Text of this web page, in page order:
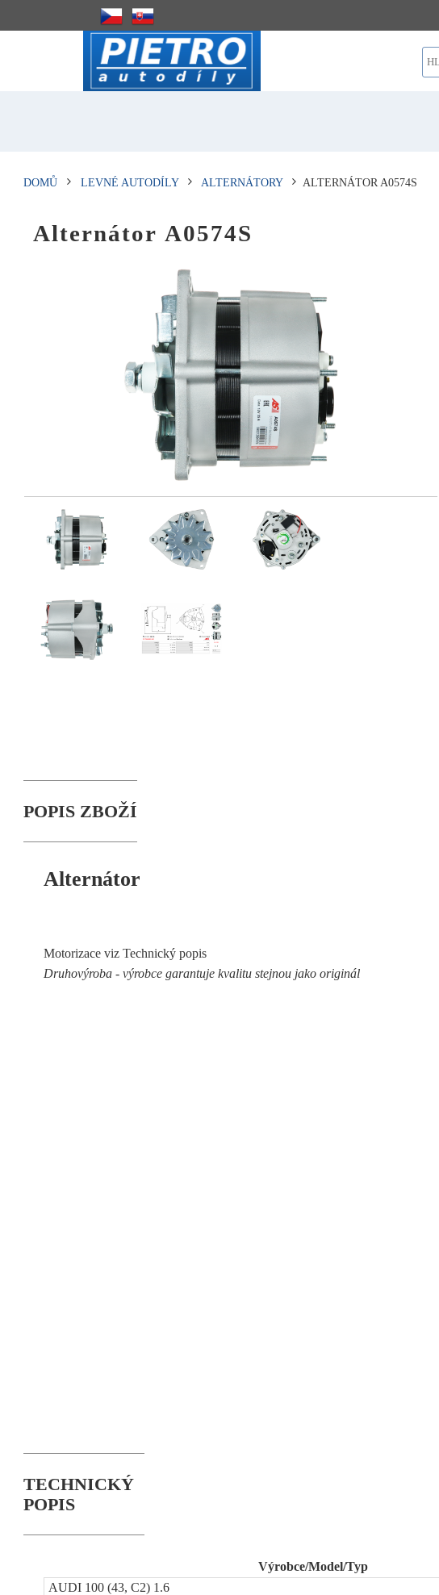
DOMŮ LEVNÉ AUTODÍLY ALTERNÁTORY ALTERNÁTOR A0574S
Alternátor A0574S
POPIS ZBOŽÍ
Alternátor
Motorizace viz Technický popis
Druhovýroba - výrobce garantuje kvalitu stejnou jako originál
TECHNICKÝ
POPIS
Výrobce/Model/Typ
AUDI 100 (43, C2) 1.6